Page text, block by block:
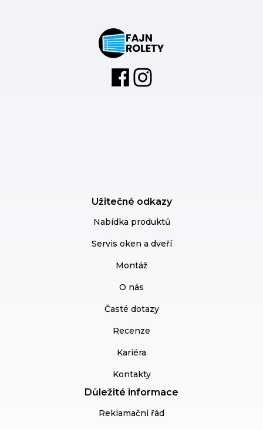
Užitečné odkazy
Nabídka produktů
Servis oken a dveří
Montáž
O nás
Časté dotazy
Recenze
Kariéra
Kontakty
Důležité informace
Reklamační řád